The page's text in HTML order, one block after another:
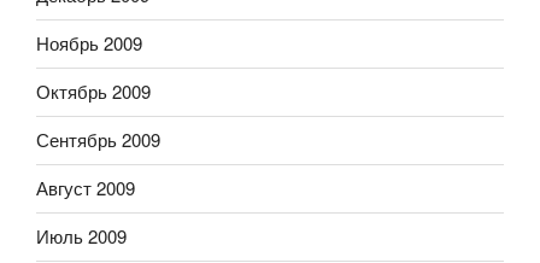
Ноябрь 2009
Октябрь 2009
Сентябрь 2009
Август 2009
Июль 2009